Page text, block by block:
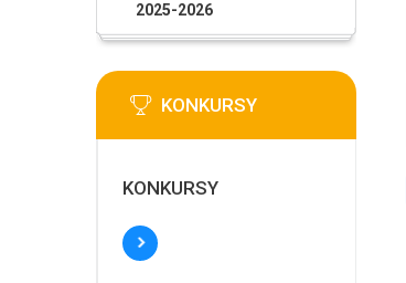
2025-2026
KONKURSY
KONKURSY